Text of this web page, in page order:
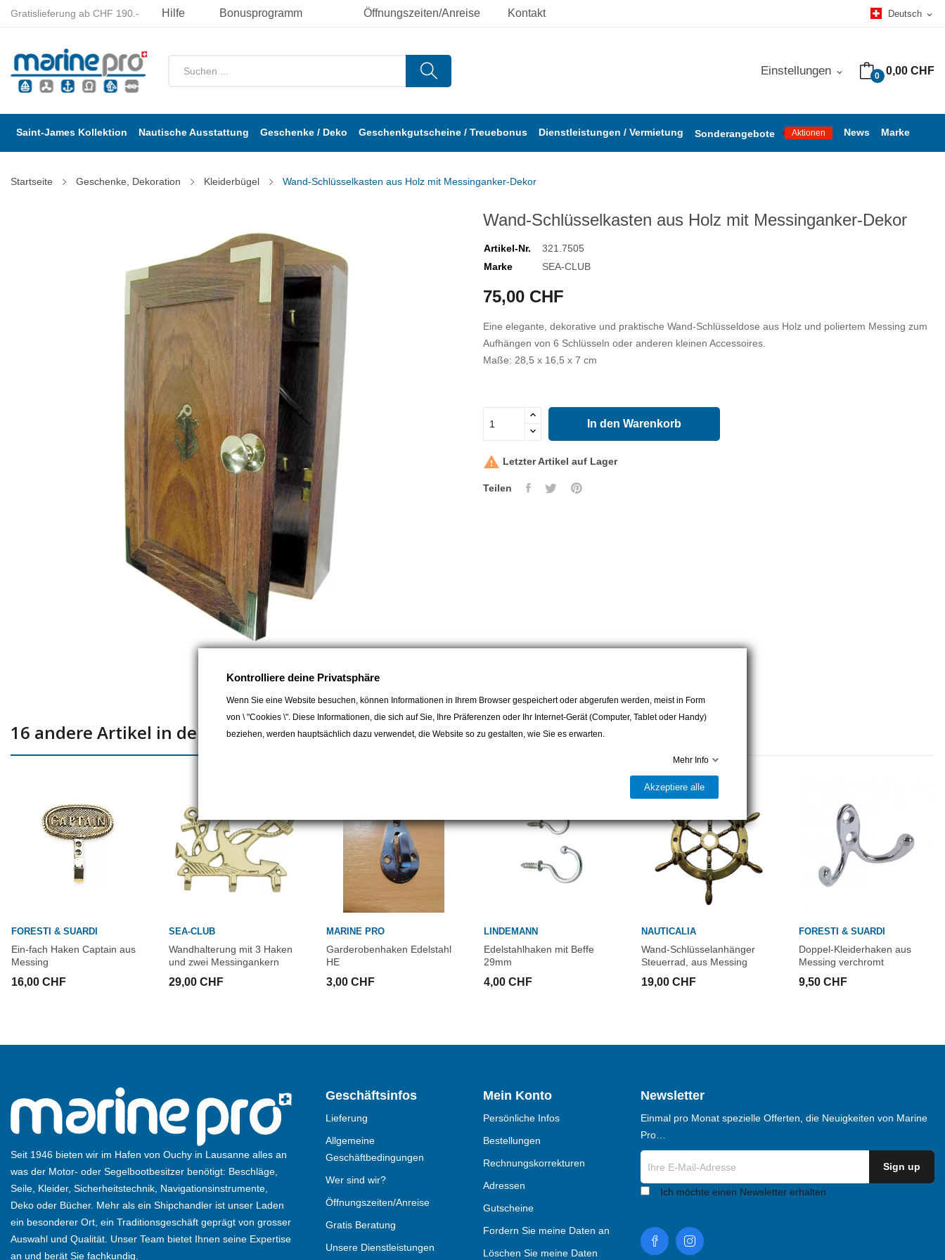
Öffnungszeiten/Anreise Kontakt Deutsch expand_more
Gratislieferung ab CHF 190.- Hilfe Bonusprogramm
0 0,00 CHF
Einstellungen expand_more
Saint-James Kollektion Nautische Ausstattung Geschenke / Deko Geschenkgutscheine / Treuebonus Dienstleistungen / Vermietung Sonderangebote Aktionen News Marke
Startseite Geschenke, Dekoration Kleiderbügel Wand-Schlüsselkasten aus Holz mit Messinganker-Dekor
Wand-Schlüsselkasten aus Holz mit Messinganker-Dekor
Artikel-Nr.
321.7505
Marke
SEA-CLUB
75,00 CHF
Eine elegante, dekorative und praktische Wand-Schlüsseldose aus Holz und poliertem Messing zum
Aufhängen von 6 Schlüsseln oder anderen kleinen Accessoires.
Maße: 28,5 x 16,5 x 7 cm
In den Warenkorb
 Letzter Artikel auf Lager
Teilen
16 andere Artikel in der gleichen Kategorie:
FORESTI & SUARDI
Ein-fach Haken Captain aus
Messing
16,00 CHF
SEA-CLUB
Wandhalterung mit 3 Haken
und zwei Messingankern
29,00 CHF
MARINE PRO
Garderobenhaken Edelstahl
HE
3,00 CHF
LINDEMANN
Edelstahlhaken mit Beffe
29mm
4,00 CHF
NAUTICALIA
Wand-Schlüsselanhänger
Steuerrad, aus Messing
19,00 CHF
FORESTI & SUARDI
Doppel-Kleiderhaken aus
Messing verchromt
9,50 CHF
Seit 1946 bieten wir im Hafen von Ouchy in Lausanne alles an
was der Motor- oder Segelbootbesitzer benötigt: Beschläge,
Seile, Kleider, Sicherheitstechnik, Navigationsinstrumente,
Deko oder Bücher. Mehr als ein Shipchandler ist unser Laden
ein besonderer Ort, ein Traditionsgeschäft geprägt von grosser
Auswahl und Qualität. Unser Team bietet Ihnen seine Expertise
an und berät Sie fachkundig.
Geschäftsinfos
Lieferung
Allgemeine
Geschäftbedingungen
Wer sind wir?
Öffnungszeiten/Anreise
Gratis Beratung
Unsere Dienstleistungen
Mein Konto
Persönliche Infos
Bestellungen
Rechnungskorrekturen
Adressen
Gutscheine
Fordern Sie meine Daten an
Löschen Sie meine Daten
Newsletter
Einmal pro Monat spezielle Offerten, die Neuigkeiten von Marine
Pro…
Ich möchte einen Newsletter erhalten
Kontrolliere deine Privatsphäre
Wenn Sie eine Website besuchen, können Informationen in Ihrem Browser gespeichert oder abgerufen werden, meist in Form
von \ "Cookies \". Diese Informationen, die sich auf Sie, Ihre Präferenzen oder Ihr Internet-Gerät (Computer, Tablet oder Handy)
beziehen, werden hauptsächlich dazu verwendet, die Website so zu gestalten, wie Sie es erwarten.
Mehr Info
Akzeptiere alle